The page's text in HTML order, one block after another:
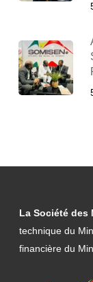
La Société des
technique du
financière du